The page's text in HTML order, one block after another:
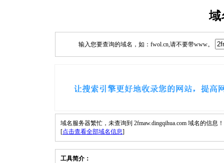
域
输入您要查询的域名，如：fwol.cn,请不要带www。
域名服务器繁忙，未查询到 2fmaw.dingqihua.com 域名的信息！
[点击查看全部域名信息]
工具简介：